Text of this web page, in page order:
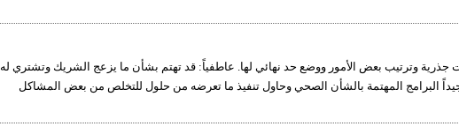
جذرية وترتيب بعض الأمور ووضع حد نهائي لها. عاطفياً: قد تهتم بشأن ما يزعج الشريك وتشتري له
البرامج المهتمة بالشأن الصحي وحاول تنفيذ ما تعرضه من حلول للتخلص من بعض المشاكل